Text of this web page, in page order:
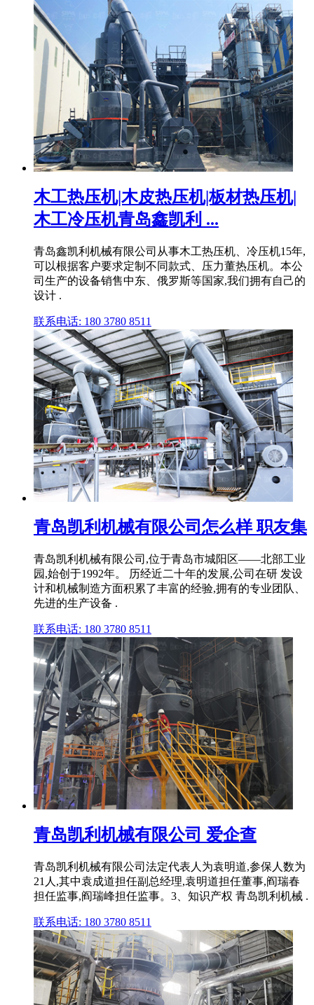
木工热压机|木皮热压机|板材热压机|
木工冷压机青岛鑫凯利 ...
青岛鑫凯利机械有限公司从事木工热压机、冷压机15年,
可以根据客户要求定制不同款式、压力董热压机。本公
司生产的设备销售中东、俄罗斯等国家,我们拥有自己的
设计 .
联系电话: 180 3780 8511
青岛凯利机械有限公司怎么样 职友集
青岛凯利机械有限公司,位于青岛市城阳区——北部工业
园,始创于1992年。 历经近二十年的发展,公司在研 发设
计和机械制造方面积累了丰富的经验,拥有的专业团队、
先进的生产设备 .
联系电话: 180 3780 8511
青岛凯利机械有限公司 爱企查
青岛凯利机械有限公司法定代表人为袁明道,参保人数为
21人,其中袁成道担任副总经理,袁明道担任董事,阎瑞春
担任监事,阎瑞峰担任监事。3、知识产权 青岛凯利机械 .
联系电话: 180 3780 8511